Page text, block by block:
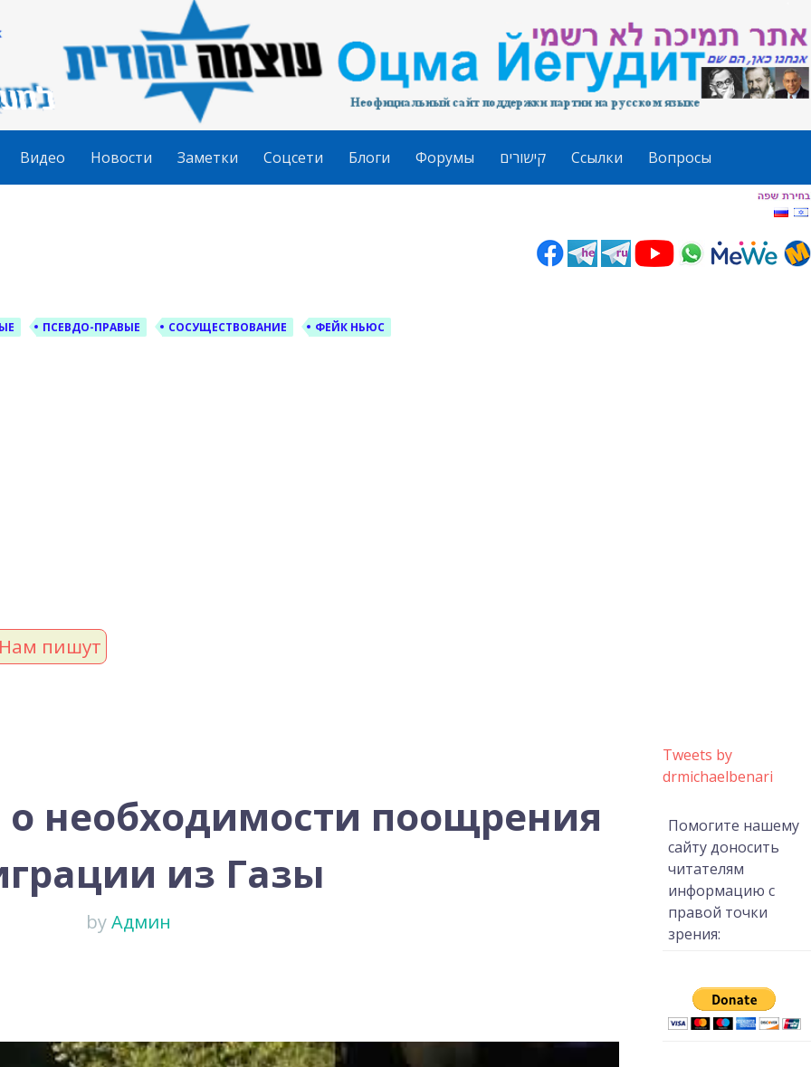
Видео Новости Заметки Соцсети Блоги Форумы קישורים Ссылки Вопросы
ПСЕВДО-ПРАВЫЕ СОСУЩЕСТВОВАНИЕ ФЕЙК НЬЮС
Нам пишут
необходимости поощрения
из Газы
byАдмин
Tweets by
drmichaelbenari
Помогите нашему
сайту доносить
читателям
информацию с
правой точки
зрения: